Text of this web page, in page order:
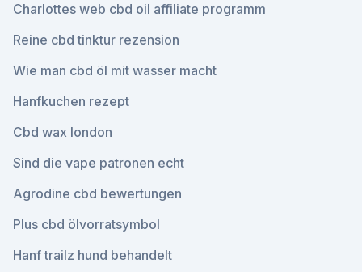
Charlottes web cbd oil affiliate programm
Reine cbd tinktur rezension
Wie man cbd öl mit wasser macht
Hanfkuchen rezept
Cbd wax london
Sind die vape patronen echt
Agrodine cbd bewertungen
Plus cbd ölvorratsymbol
Hanf trailz hund behandelt